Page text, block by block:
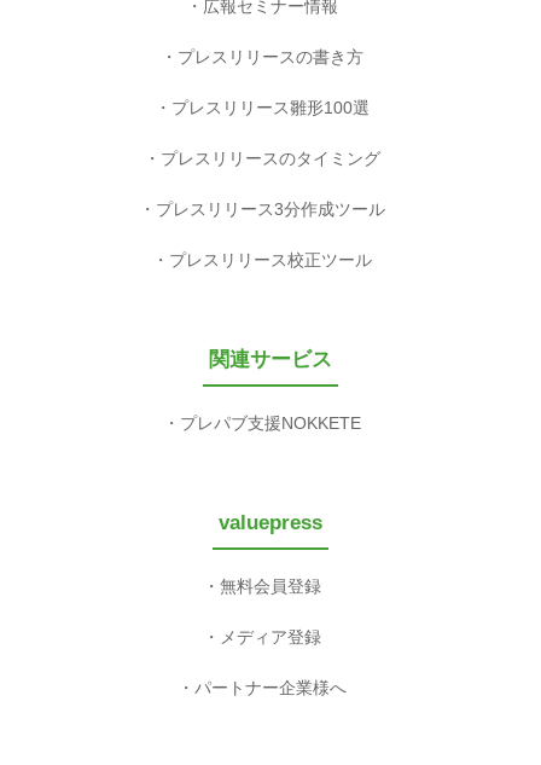
広報セミナー情報
プレスリリースの書き方
プレスリリース雛形100選
プレスリリースのタイミング
プレスリリース3分作成ツール
プレスリリース校正ツール
関連サービス
プレパブ支援NOKKETE
valuepress
無料会員登録
メディア登録
パートナー企業様へ